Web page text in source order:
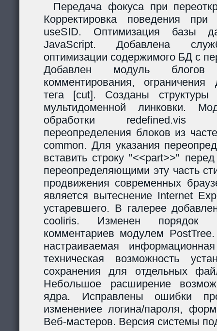
Передача фокуса при
Корректировка поведения
useSID. Оптимизация базы
JavaScript. Добавлена
оптимизации содержимого БД с
Добавлен модуль
комментирования, ограничения
тега [cut]. Созданы
мультидоменной линковки.
обработки redefined.vis
переопределения блоков из
common. Для указания
вставить строку "<<part>>"
переопределяющими эту часть
продвижения современных
является вытеснение Internet
устаревшего. В галерее
cooliris. Изменен порядок
комментариев модулем
настраиваемая
техническая возможность
сохранения для отдельных
Небольшое расширение
ядра. Исправлены ошибки
изменениее логина/пароля,
Веб-мастеров. Версия системы